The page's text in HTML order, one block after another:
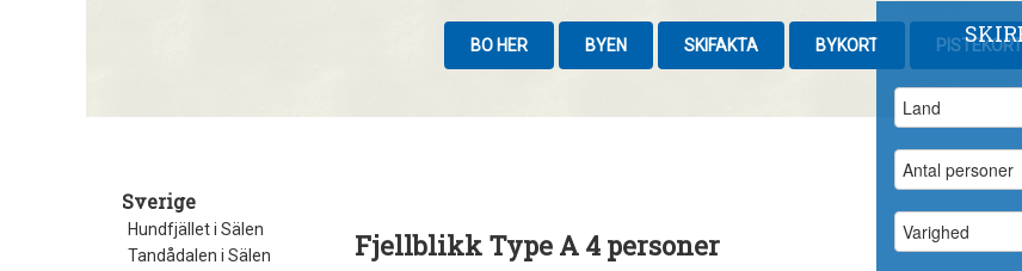
BO HER BYEN SKIFAKTA BYKORT PISTEKORT
Sverige
Hundfjället i Sälen
Tandådalen i Sälen
Fjellblikk Type A 4 personer